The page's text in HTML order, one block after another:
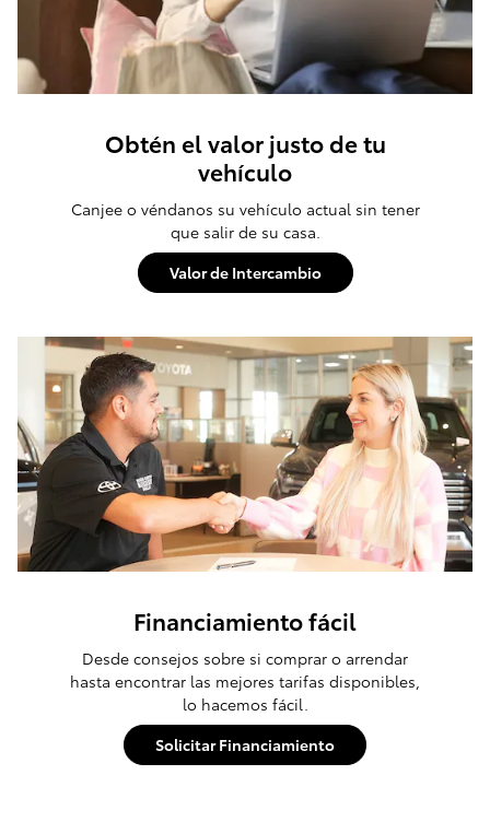
Obtén el valor justo de tu
vehículo
Canjee o véndanos su vehículo actual sin tener
que salir de su casa.
Valor de Intercambio
Financiamiento fácil
Desde consejos sobre si comprar o arrendar
hasta encontrar las mejores tarifas disponibles,
lo hacemos fácil.
Solicitar Financiamiento